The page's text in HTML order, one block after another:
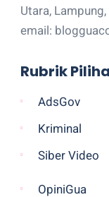
Utara,
email:
Rubrik
AdsGov
Kriminal
Siber Video
OpiniGua